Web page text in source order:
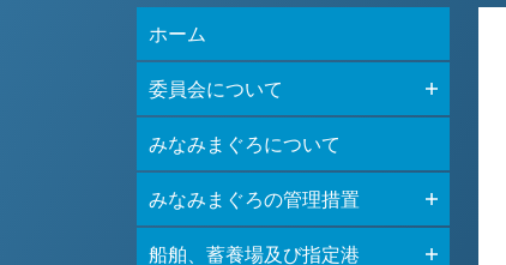
ホーム
委員会について
みなみまぐろについて
みなみまぐろの管理措置
船舶、蓄養場及び指定港